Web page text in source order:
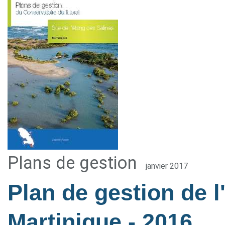
Plans de gestion janvier 2017
Plan de gestion de